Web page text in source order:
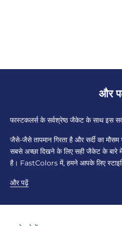
और
फास्टकलर्स के सर्वश्रेष्ठ जैकेट के साथ इस
जैसे-जैसे तापमान गिरता है और सर्दी का
सबसे अच्छा दिखने के लिए सही जैकेट के
है। FastColors में, हमने आपके लिए
और पढ़ें